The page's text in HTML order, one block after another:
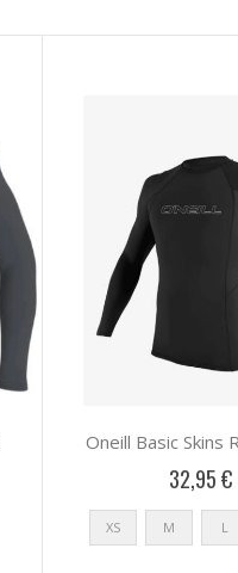
Oneill Basic Skins
32,95 €
XS M L